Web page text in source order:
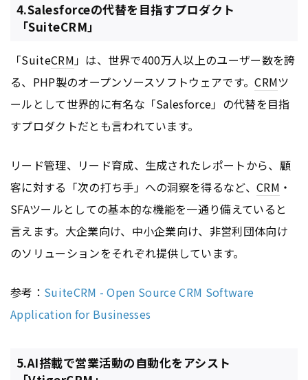
4.Salesforceの代替を目指すプロダクト
「SuiteCRM」
「SuiteCRM」は、世界で400万人以上のユーザー数を誇
る、PHP製のオープンソースソフトウェアです。CRMツ
ールとして世界的に有名な「Salesforce」の代替を目指
すプロダクトだとも言われています。
リード管理、リード育成、生成されたレポートから、顧
客に対する「次の打ち手」への洞察を得るなど、CRM ・
SFAツールとしての基本的な機能を一通り備えていると
言えます。大企業向け、中小企業向け、非営利団体向け
のソリューションをそれぞれ提供しています。
参考： SuiteCRM - Open Source CRM Software
Application for Businesses
5.AI搭載で営業活動の自動化をアシスト